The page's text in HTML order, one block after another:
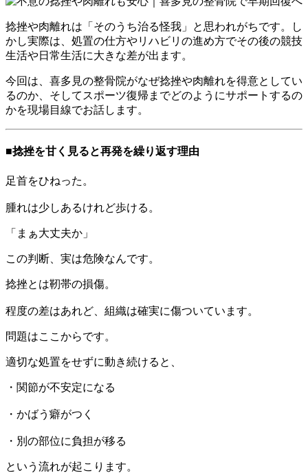
捻挫や肉離れは「そのうち治る怪我」と思われがちです。し
かし実際は、処置の仕方やリハビリの進め方でその後の競技
生活や日常生活に大きな差が出ます。
今回は、喜多見の整骨院がなぜ捻挫や肉離れを得意としてい
るのか、そしてスポーツ復帰までどのようにサポートするの
かを現場目線でお話します。
■捻挫を甘く見ると再発を繰り返す理由
足首をひねった。
腫れは少しあるけれど歩ける。
「まぁ大丈夫か」
この判断、実は危険なんです。
捻挫とは靭帯の損傷。
程度の差はあれど、組織は確実に傷ついています。
問題はここからです。
適切な処置をせずに動き続けると、
・関節が不安定になる
・かばう癖がつく
・別の部位に負担が移る
という流れが起こります。